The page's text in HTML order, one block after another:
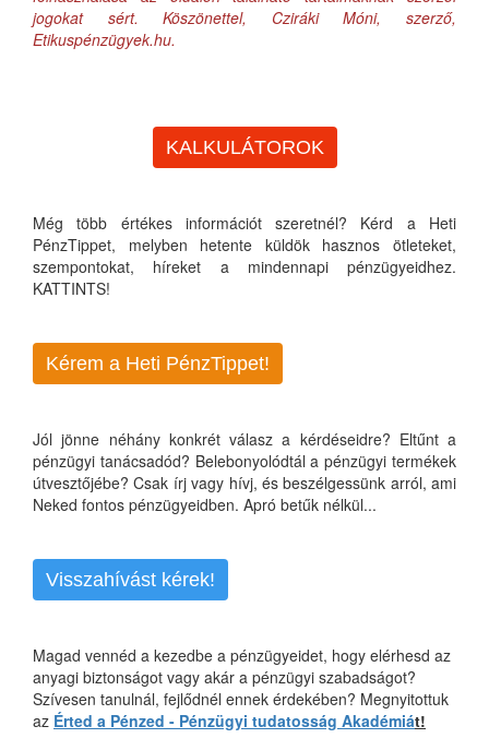
jogokat sért. Köszönettel, Cziráki Móni, szerző,
Etikuspénzügyek.hu.
KALKULÁTOROK
Még több értékes információt szeretnél? Kérd a Heti
PénzTippet, melyben hetente küldök hasznos ötleteket,
szempontokat, híreket a mindennapi pénzügyeidhez.
KATTINTS!
Kérem a Heti PénzTippet!
Jól jönne néhány konkrét válasz a kérdéseidre? Eltűnt a
pénzügyi tanácsadód? Belebonyolódtál a pénzügyi termékek
útvesztőjébe? Csak írj vagy hívj, és beszélgessünk arról, ami
Neked fontos pénzügyeidben. Apró betűk nélkül...
Visszahívást kérek!
Magad vennéd a kezedbe a pénzügyeidet, hogy elérhesd az
anyagi biztonságot vagy akár a pénzügyi szabadságot?
Szívesen tanulnál, fejlődnél ennek érdekében? Megnyitottuk
az Érted a Pénzed - Pénzügyi tudatosság Akadémiát!